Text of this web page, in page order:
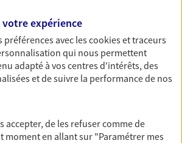
assurez-vous avec notre
Préservez vos proches en cas
temporaire totale de travail,
votre expérience
préférences avec lescookies et traceurs
qui nous permettent
adapté à vos centres d'intérêts, des
et de suivre la performance de nos
accepter, de les refuser comme de
moment en allant sur "Paramétrer mes